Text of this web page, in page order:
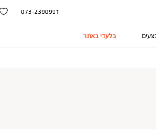
073-2390991
בלעדי באתר